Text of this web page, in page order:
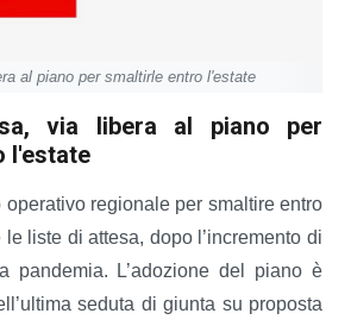
al piano per smaltirle entro l'estate
via libera al piano per
l'estate
regionale per smaltire entro
le liste di attesa, dopo l’incremento di
pandemia. L’adozione del piano è
seduta di giunta su proposta